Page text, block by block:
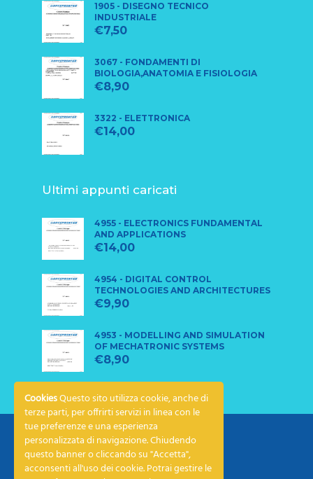
1905 - DISEGNO TECNICO
INDUSTRIALE
€7,50
3067 - FONDAMENTI DI
BIOLOGIA,ANATOMIA E FISIOLOGIA
€8,90
3322 - ELETTRONICA
€14,00
Ultimi appunti caricati
4955 - ELECTRONICS FUNDAMENTAL
AND APPLICATIONS
€14,00
4954 - DIGITAL CONTROL
TECHNOLOGIES AND ARCHITECTURES
€9,90
4953 - MODELLING AND SIMULATION
OF MECHATRONIC SYSTEMS
€8,90
CookiesQuesto sito utilizza cookie, anche di
terze parti, per offrirti servizi in linea con le
tue preferenze e una esperienza
personalizzata di navigazione. Chiudendo
questo banner o cliccando su "Accetta",
acconsenti all'uso dei cookie. Potrai gestire le